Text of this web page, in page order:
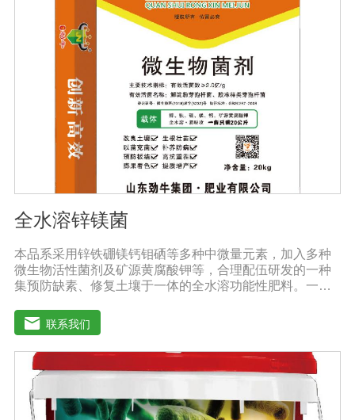
2．严格控制施肥量。水溶肥比一般复合肥养分含量高，用
量相对较少。由于其速效性强，难以在土壤中长期存留，
所以要严格控制施肥量，避免肥料流失即降低施肥的经济
效益，达不到高产优质高效的目的。3．尽量单用或与非碱
性的农药混用。比如在蔬菜出现缺素症或根系生长不良
时，不少农民多采用喷施水溶肥的方法加以缓解。在此提
醒农民朋友，水溶肥要尽量单独施用或与非碱性的农药混
用，以免金属离子起反应产生沉淀，造成叶片肥害或药
全水溶锌镁菌
本品系采用锌铁硼镁钙钼硒等多种中微量元素，加入多种
微生物活性菌剂及矿源黄腐酸钾等，合理配伍研发的一种
集预防缺素、修复土壤于一体的全水溶功能性肥料。一肥
剂”，配方科学，配比创新领先技术，多素合一，具有提苗
快、生根猛、改良土壤，防病抗重茬之功效，使土壤暄松
透气，使作物生长旺盛，有效预防由土壤传播的植物病原
及植物缺素引起的黄叶、弱苗、僵苗、死苗烂根、死棵、
枯黄萎等病害，提高植物吸纳肥水的能力，降农残、提品
质、降低农业生产成本，从而达到增产增收的目的。适用
作物：本品登记作物:白菜。实践证明本品在蔬菜、果树、
联系我们